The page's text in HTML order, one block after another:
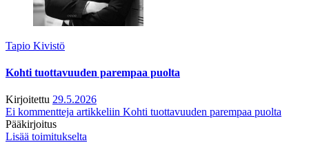
Tapio Kivistö
Kohti tuottavuuden parempaa puolta
Kirjoitettu 29.5.2026
Ei kommentteja artikkeliin Kohti tuottavuuden parempaa puolta
Pääkirjoitus
Lisää toimitukselta